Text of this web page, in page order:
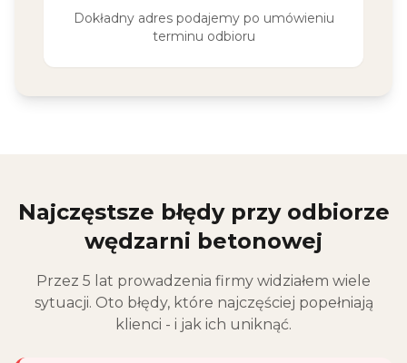
Dokładny adres podajemy po umówieniu
terminu odbioru
Najczęstsze błędy przy odbiorze
wędzarni betonowej
Przez 5 lat prowadzenia firmy widziałem wiele
sytuacji. Oto błędy, które najczęściej popełniają
klienci - i jak ich uniknąć.